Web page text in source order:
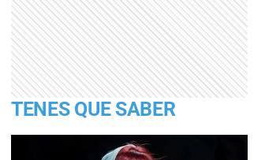
TENES QUE SABER